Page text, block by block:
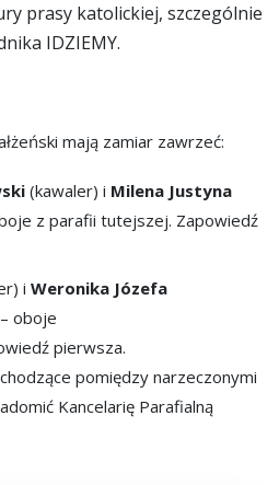
prasy katolickiej, szczególnie
IDZIEMY.
mają zamiar zawrzeć:
(kawaler) i Milena Justyna
z parafii tutejszej. Zapowiedź
i Weronika Józefa
oboje
pierwsza.
pomiędzy narzeczonymi
Kancelarię Parafialną